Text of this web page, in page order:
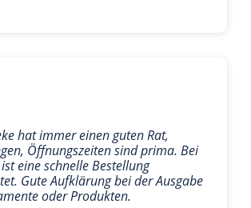
hat immer einen guten Rat,
Öffnungszeiten sind prima. Bei
eine schnelle Bestellung
Gute Aufklärung bei der Ausgabe
oder Produkten.